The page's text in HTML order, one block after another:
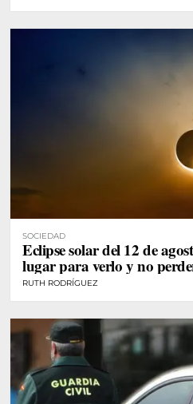
SOCIEDAD
Eclipse solar del 12 de
lugar para verlo y no
RUTH RODRÍGUEZ